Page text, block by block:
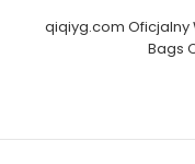
qiqiyg.com Oficjalny
Bags